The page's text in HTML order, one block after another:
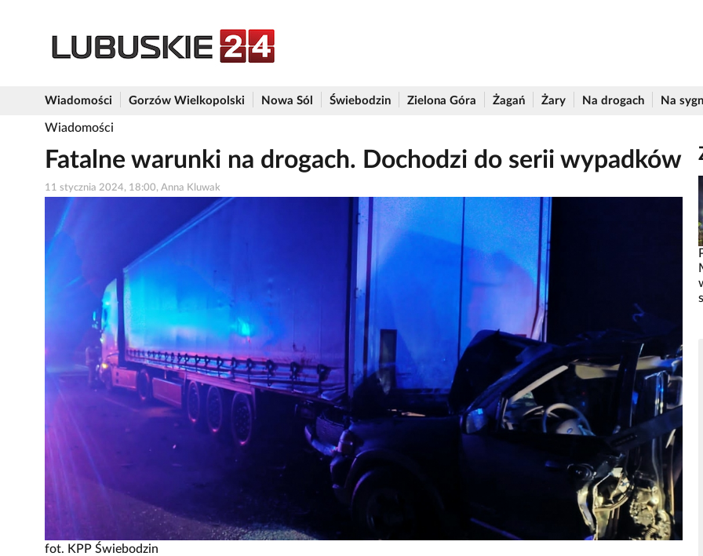
Wiadomości Gorzów Wielkopolski Nowa Sól Świebodzin Zielona Góra Żagań Żary Na drogach Na
Wiadomości
Fatalne warunki na drogach. Dochodzi do serii wypadków
11 stycznia 2024, 18:00, Anna Kluwak
fot. KPP Świebodzin